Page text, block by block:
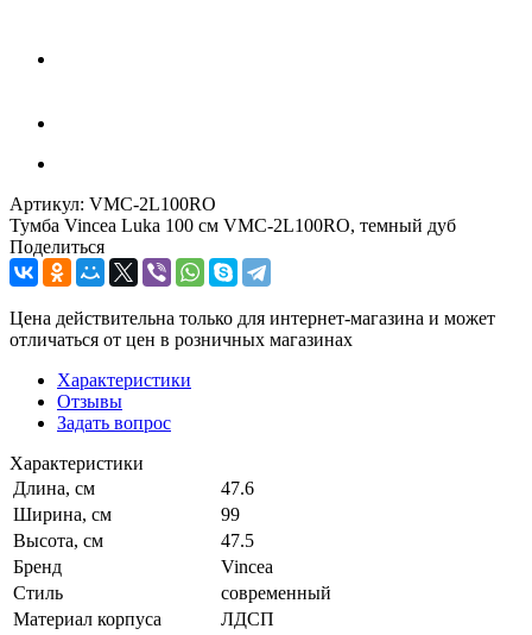
Артикул: VMC-2L100RO
Тумба Vincea Luka 100 см VMC-2L100RO, темный дуб
Поделиться
Цена действительна только для интернет-магазина и может
отличаться от цен в розничных магазинах
Характеристики
Отзывы
Задать вопрос
Характеристики
Длина, см
47.6
Ширина, см
99
Высота, см
47.5
Бренд
Vincea
Стиль
современный
Материал корпуса
ЛДСП